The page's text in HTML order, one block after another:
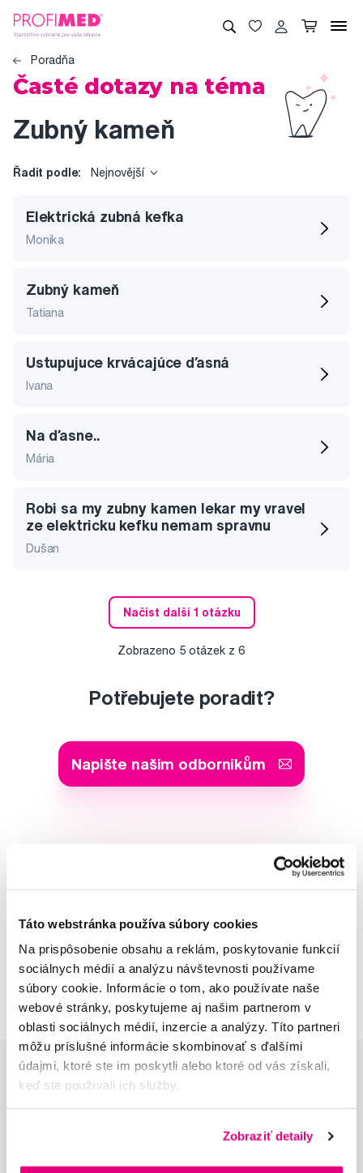
Táto webstránka používa súbory cookies
Na prispôsobenie obsahu a reklám, poskytovanie funkcií
sociálnych médií a analýzu návštevnosti používame
súbory cookie. Informácie o tom, ako používate naše
webové stránky, poskytujeme aj našim partnerom v
oblasti sociálnych médií, inzercie a analýzy. Títo partneri
môžu príslušné informácie skombinovať s ďalšími
údajmi, ktoré ste im poskytli alebo ktoré od vás získali,
keď ste používali ich služby.
Zobraziť detaily
Poradňa
Časté dotazy na téma
Zubný kameň
Řadit podle: Nejnovější
Elektrická zubná kefka
Monika
Zubný kameň
Tatiana
Ustupujuce krvácajúce ďasná
Ivana
Na ďasne..
Mária
Robi sa my zubny kamen lekar my vravel
ze elektricku kefku nemam spravnu
Dušan
Načíst další 1 otázku
Zobrazeno 5 otázek z6
Potřebujete poradit?
Napište našim odborníkům
Lucie Vokůrková
odborná konzultácia dentálnej
starostlivosti
Novinky a nabídky